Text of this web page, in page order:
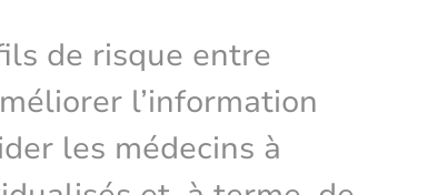
de risque entre
l’information
les médecins à